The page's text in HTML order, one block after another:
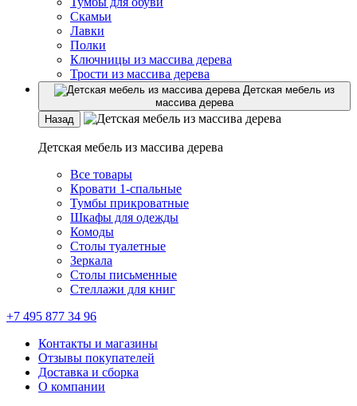
Скамьи
Лавки
Полки
Ключницы из массива дерева
Трости из массива дерева
Детская мебель из
массива дерева
Назад
Детская мебель из массива дерева
Все товары
Кровати 1-спальные
Тумбы прикроватные
Шкафы для одежды
Комоды
Столы туалетные
Зеркала
Столы письменные
Стеллажи для книг
+7 495 877 34 96
Контакты и магазины
Отзывы покупателей
Доставка и сборка
О компании